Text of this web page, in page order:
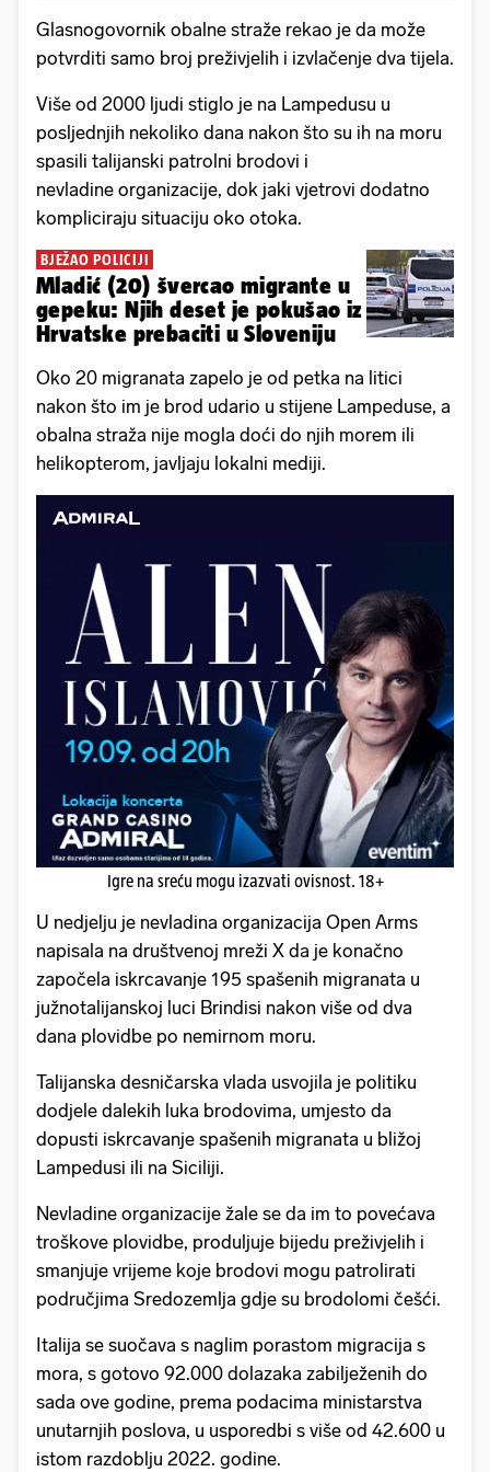
Glasnogovornik obalne straže rekao je da može
potvrditi samo broj preživjelih i izvlačenje dva tijela.
Više od 2000 ljudi stiglo je na Lampedusu u
posljednjih nekoliko dana nakon što su ih na moru
spasili talijanski patrolni brodovi i
nevladine organizacije, dok jaki vjetrovi dodatno
kompliciraju situaciju oko otoka.
BJEŽAO POLICIJI
Mladić (20) švercao migrante u
gepeku: Njih deset je pokušao iz
Hrvatske prebaciti u Sloveniju
Oko 20 migranata zapelo je od petka na litici
nakon što im je brod udario u stijene Lampeduse, a
obalna straža nije mogla doći do njih morem ili
helikopterom, javljaju lokalni mediji.
Igre na sreću mogu izazvati ovisnost. 18+
U nedjelju je nevladina organizacija Open Arms
napisala na društvenoj mreži X da je konačno
započela iskrcavanje 195 spašenih migranata u
južnotalijanskoj luci Brindisi nakon više od dva
dana plovidbe po nemirnom moru.
Talijanska desničarska vlada usvojila je politiku
dodjele dalekih luka brodovima, umjesto da
dopusti iskrcavanje spašenih migranata u bližoj
Lampedusi ili na Siciliji.
Nevladine organizacije žale se da im to povećava
troškove plovidbe, produljuje bijedu preživjelih i
smanjuje vrijeme koje brodovi mogu patrolirati
područjima Sredozemlja gdje su brodolomi češći.
Italija se suočava s naglim porastom migracija s
mora, s gotovo 92.000 dolazaka zabilježenih do
sada ove godine, prema podacima ministarstva
unutarnjih poslova, u usporedbi s više od 42.600 u
istom razdoblju 2022. godine.